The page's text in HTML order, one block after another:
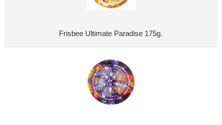
Frisbee Ultimate Paradise 175g.